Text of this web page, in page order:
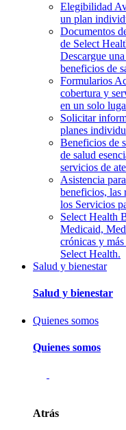
Elegibilidad
un plan
Documentos
de Select
Descargue
beneficios de
Formularios
cobertura y
en un solo
Solicitar
planes
Beneficios de
de salud
servicios de
Asistencia
beneficios, las
los Servicios
Select Health
Medicaid,
crónicas y
Select Health.
Salud y bienestar
Salud y bienestar
Quienes somos
Quienes somos
Atrás